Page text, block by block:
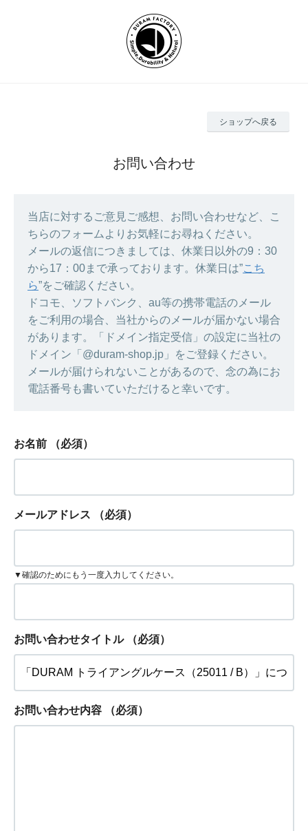
ショップへ戻る
お問い合わせ
当店に対するご意見ご感想、お問い合わせなど、こ
ちらのフォームよりお気軽にお尋ねください。
メールの返信につきましては、休業日以外の9：30
から17：00まで承っております。休業日は”こち
ら”をご確認ください。
ドコモ、ソフトバンク、au等の携帯電話のメール
をご利用の場合、当社からのメールが届かない場合
があります。「ドメイン指定受信」の設定に当社の
ドメイン「@duram-shop.jp」をご登録ください。
メールが届けられないことがあるので、念の為にお
電話番号も書いていただけると幸いです。
お名前 （必須）
メールアドレス （必須）
▼確認のためにもう一度入力してください。
お問い合わせタイトル （必須）
お問い合わせ内容 （必須）